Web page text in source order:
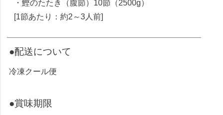
・鰹のたたき（腹節）10節（2500g）
[1節あたり：約2～3人前]
●配送について
冷凍クール便
●賞味期限